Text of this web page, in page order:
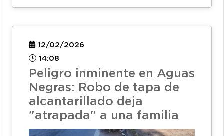
12/02/2026
14:08
Peligro inminente en Aguas
Negras: Robo de tapa de
alcantarillado deja
"atrapada" a una familia